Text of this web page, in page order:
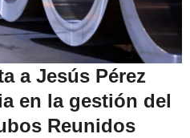
a Jesús Pérez
en la gestión del
Reunidos